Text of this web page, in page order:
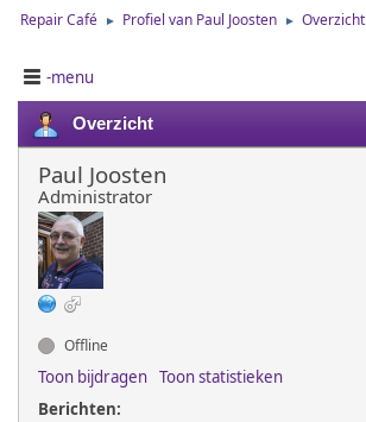
Repair Café ► Profiel van Paul Joosten ► Overzicht
-menu
Overzicht
Paul Joosten
Administrator
Offline
Toon bijdragen Toon statistieken
Berichten: